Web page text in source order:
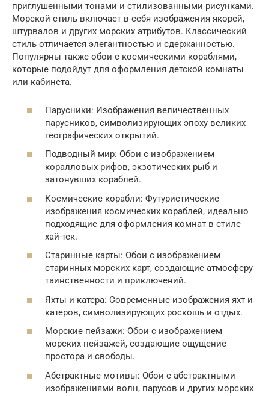
приглушенными тонами и стилизованными рисунками.
Морской стиль включает в себя изображения якорей,
штурвалов и других морских атрибутов. Классический
стиль отличается элегантностью и сдержанностью.
Популярны также обои с космическими кораблями,
которые подойдут для оформления детской комнаты
или кабинета.
Парусники: Изображения величественных
парусников, символизирующих эпоху великих
географических открытий.
Подводный мир: Обои с изображением
коралловых рифов, экзотических рыб и
затонувших кораблей.
Космические корабли: Футуристические
изображения космических кораблей, идеально
подходящие для оформления комнат в стиле
хай-тек.
Старинные карты: Обои с изображением
старинных морских карт, создающие атмосферу
таинственности и приключений.
Яхты и катера: Современные изображения яхт и
катеров, символизирующих роскошь и отдых.
Морские пейзажи: Обои с изображением
морских пейзажей, создающие ощущение
простора и свободы.
Абстрактные мотивы: Обои с абстрактными
изображениями волн, парусов и других морских